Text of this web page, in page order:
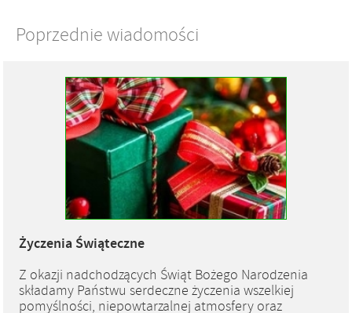
Poprzednie wiadomości
Życzenia Świąteczne
Z okazji nadchodzących Świąt Bożego Narodzenia
składamy Państwu serdeczne życzenia wszelkiej
pomyślności, niepowtarzalnej atmosfery oraz